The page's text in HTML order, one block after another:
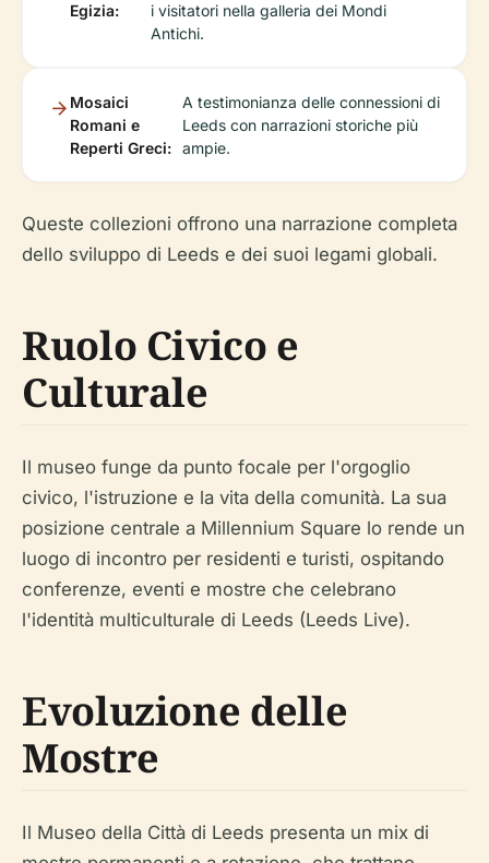
Egizia:
i visitatori nella galleria dei Mondi
Antichi.
Mosaici
Romani e
Reperti Greci:
A testimonianza delle connessioni di
Leeds con narrazioni storiche più
ampie.
Queste collezioni offrono una narrazione completa
dello sviluppo di Leeds e dei suoi legami globali.
Ruolo Civico e
Culturale
Il museo funge da punto focale per l'orgoglio
civico, l'istruzione e la vita della comunità. La sua
posizione centrale a Millennium Square lo rende un
luogo di incontro per residenti e turisti, ospitando
conferenze, eventi e mostre che celebrano
l'identità multiculturale di Leeds (Leeds Live).
Evoluzione delle
Mostre
Il Museo della Città di Leeds presenta un mix di